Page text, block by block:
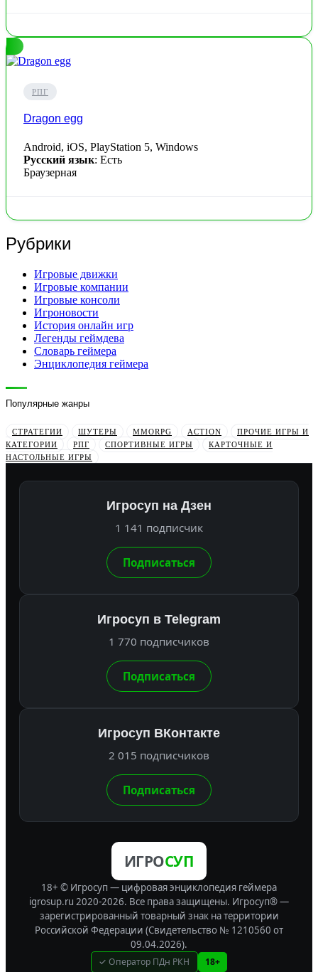
РПГ
Dragon egg
Android, iOS, PlayStation 5, Windows
Русский язык: Есть
Браузерная
Рубрики
Игровые движки
Игровые компании
Игровые консоли
Игроновости
История онлайн игр
Легенды геймдева
Словарь геймера
Энциклопедия геймера
Популярные жанры
СТРАТЕГИИ ШУТЕРЫ MMORPG ACTION
ПРОЧИЕ ИГРЫ И
КАТЕГОРИИ
РПГ СПОРТИВНЫЕ ИГРЫ
КАРТОЧНЫЕ И
НАСТОЛЬНЫЕ ИГРЫ
Игросуп на Дзен
1 141 подписчик
Подписаться
Игросуп в Telegram
1 770 подписчиков
Подписаться
Игросуп ВКонтакте
2 015 подписчиков
Подписаться
ИГРОСУП
18+ © Игросуп — цифровая энциклопедия геймера
igrosup.ru 2020-2026. Все права защищены. Игросуп® —
зарегистрированный товарный знак на территории
Российской Федерации (Свидетельство № 1210560 от
09.04.2026).
✓ Оператор ПДн РКН 18+